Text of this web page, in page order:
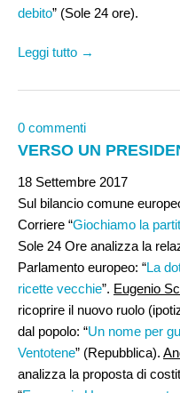
debito” (Sole 24 ore).
Leggi tutto →
0 commenti
VERSO UN
18 Settembre 2017
Sul bilancio comune
Corriere “Giochiamo la
Sole 24 Ore analizza la
Parlamento europeo: “La
ricette vecchie”. Eugenio
ricoprire il nuovo ruolo
dal popolo: “Un nome per
Ventotene” (Repubblica).
analizza la proposta di